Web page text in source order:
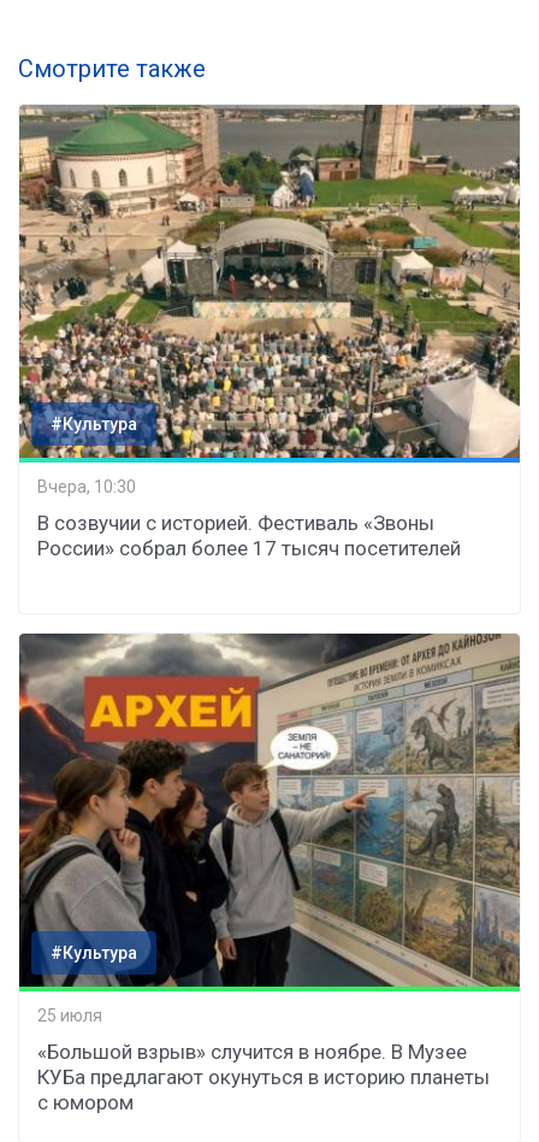
Смотрите также
#Культура
Вчера, 10:30
В созвучии с историей. Фестиваль «Звоны
России» собрал более 17 тысяч посетителей
#Культура
25 июля
«Большой взрыв» случится в ноябре. В Музее
КУБа предлагают окунуться в историю планеты
с юмором